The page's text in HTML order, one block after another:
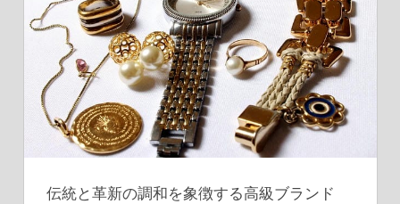
伝統と革新の調和を象徴する高級ブランド